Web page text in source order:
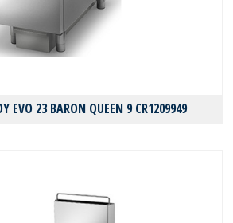
EVO 23 BARON QUEEN 9 CR1209949